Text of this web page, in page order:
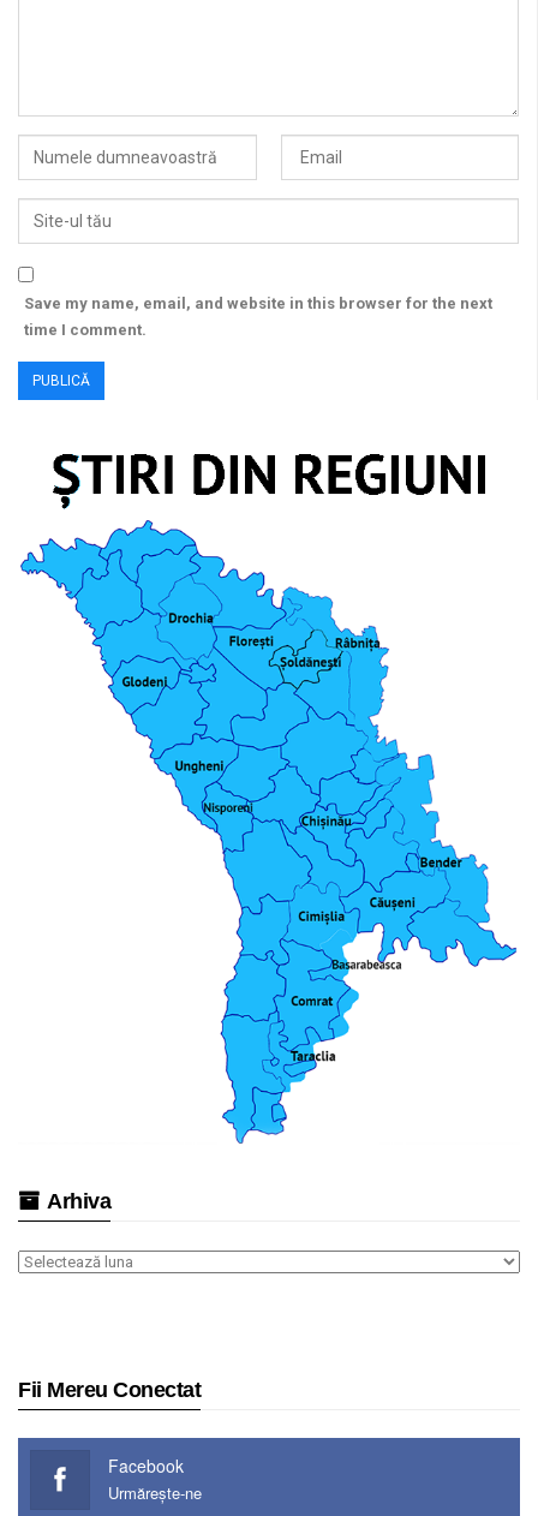
Save my name, email, and website in this browser for the next
time I comment.
Arhiva
Arhiva
Fii Mereu Conectat
Facebook
Urmărește-ne